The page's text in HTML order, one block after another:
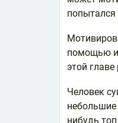
попытался
помощью
этой
Человек
небольшие
нибудь